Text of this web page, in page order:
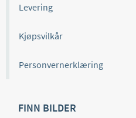
Levering
Kjøpsvilkår
Personvernerklæring
FINN BILDER